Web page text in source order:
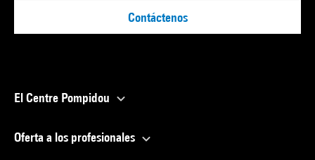
Contáctenos
El Centre Pompidou
Oferta a los profesionales